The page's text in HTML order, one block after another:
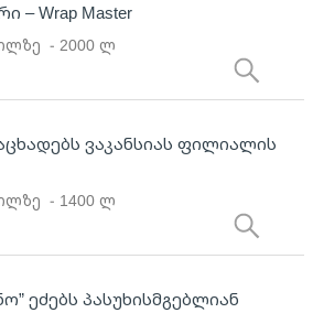
– Wrap Master
- 2000 ლ
ვაკანსიას ფილიალის
- 1400 ლ
ეძებს პასუხისმგებლიან